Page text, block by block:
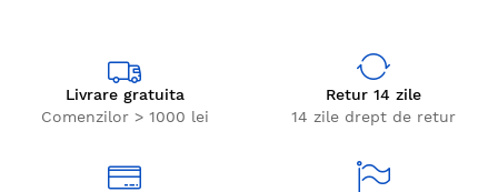
Livrare gratuita
Comenzilor > 1000 lei
Retur 14 zile
14 zile drept de retur